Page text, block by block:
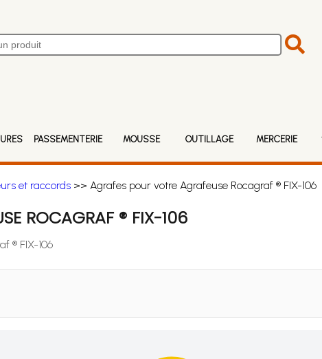
PASSEMENTERIE MOUSSE OUTILLAGE MERCERIE
et raccords>> Agrafes pour votre Agrafeuse Rocagraf ® FIX-106
ROCAGRAF ® FIX-106
® FIX-106